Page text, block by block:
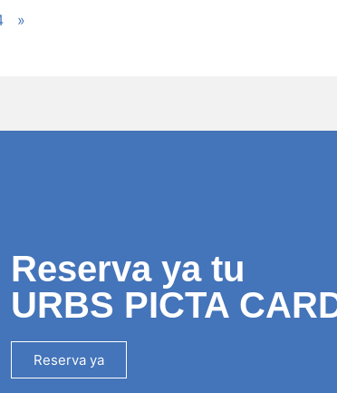
»
Reserva ya tu
URBS PICTA
Reserva ya